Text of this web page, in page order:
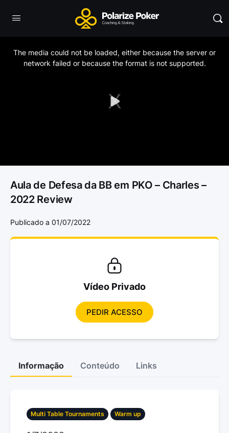
Play
The media could not be loaded, either because the server or
network failed or because the format is not supported.
Aula de Defesa da BB em PKO – Charles –
2022 Review
Publicado a 01/07/2022
Vídeo Privado
PEDIR ACESSO
Informação Conteúdo Links
Multi Table Tournaments Warm up